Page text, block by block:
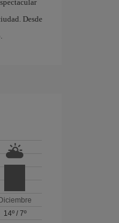
Desde
Diciembre
14º/ 7º